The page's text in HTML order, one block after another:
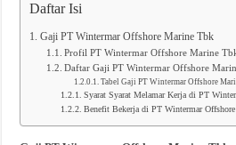
Daftar Isi
Gaji PT Wintermar Offshore Marine Tbk
Profil PT Wintermar Offshore Marine
Daftar Gaji PT Wintermar Offshore
Tabel Gaji PT Wintermar Offshore
Syarat Syarat Melamar Kerja di PT
Benefit Bekerja di PT Wintermar